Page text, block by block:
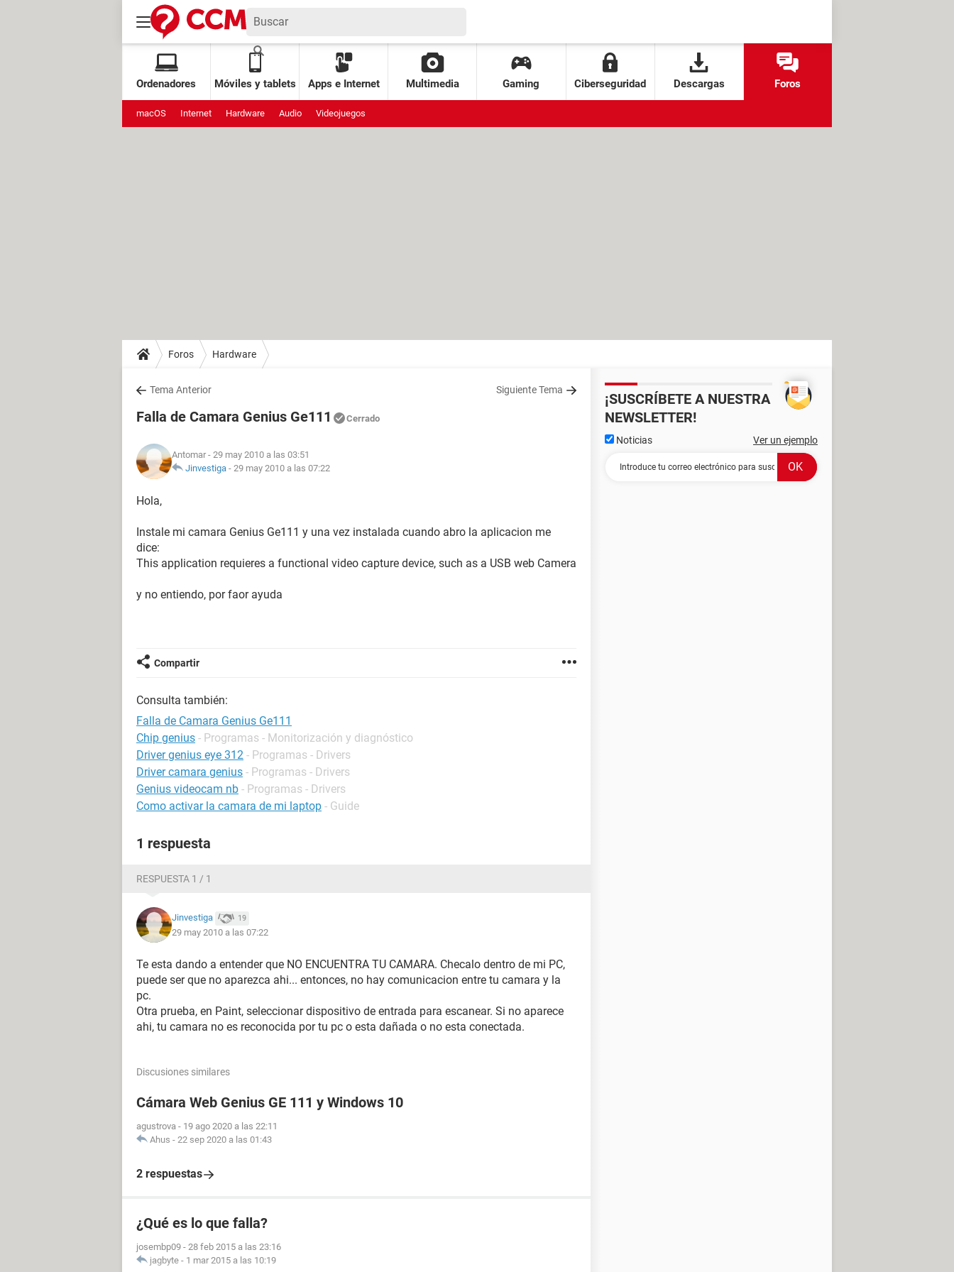
Ordenadores Móviles y tablets Apps e Internet Multimedia Gaming Ciberseguridad Descargas Foros
macOS Internet Hardware Audio Videojuegos
Foros Hardware
Tema Anterior Siguiente Tema
Falla de Camara Genius Ge111 Cerrado
Antomar - 29 may 2010 a las 03:51
Jinvestiga - 29 may 2010 a las 07:22
Hola,
Instale mi camara Genius Ge111 y una vez instalada cuando abro la aplicacion me
dice:
This application requieres a functional video capture device, such as a USB web Camera
y no entiendo, por faor ayuda
Compartir
Consulta también:
Falla de Camara Genius Ge111
Chip genius - Programas - Monitorización y diagnóstico
Driver genius eye 312 - Programas - Drivers
Driver camara genius - Programas - Drivers
Genius videocam nb - Programas - Drivers
Como activar la camara de mi laptop - Guide
1 respuesta
RESPUESTA 1 / 1
Jinvestiga 19
29 may 2010 a las 07:22
Te esta dando a entender que NO ENCUENTRA TU CAMARA. Checalo dentro de mi PC,
puede ser que no aparezca ahi... entonces, no hay comunicacion entre tu camara y la
pc.
Otra prueba, en Paint, seleccionar dispositivo de entrada para escanear. Si no aparece
ahi, tu camara no es reconocida por tu pc o esta dañada o no esta conectada.
Discusiones similares
Cámara Web Genius GE 111 y Windows 10
agustrova - 19 ago 2020 a las 22:11
Ahus - 22 sep 2020 a las 01:43
2 respuestas
¿Qué es lo que falla?
josembp09 - 28 feb 2015 a las 23:16
jagbyte - 1 mar 2015 a las 10:19
¡SUSCRÍBETE A NUESTRA
NEWSLETTER!
Noticias Ver un ejemplo